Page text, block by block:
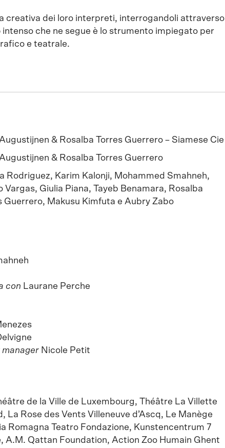
creativa dei loro interpreti, interrogandoli attraverso
che ne segue è lo strumento impiegato per
e teatrale.
& Rosalba Torres Guerrero – Siamese Cie
& Rosalba Torres Guerrero
Rodriguez, Karim Kalonji, Mohammed Smahneh,
Vargas, Giulia Piana, Tayeb Benamara, Rosalba
Guerrero, Makusu Kimfuta e Aubry Zabo
con Laurane Perche
Nicole Petit
de la Ville de Luxembourg, Théâtre La Villette
Rose des Vents Villeneuve d’Ascq, Le Manège
Romagna Teatro Fondazione, Kunstencentrum 7
A.M. Qattan Foundation, Action Zoo Humain Ghent